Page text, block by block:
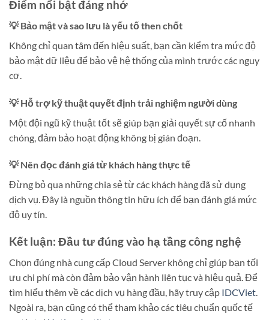
Điểm nổi bật đáng nhớ
💡 Bảo mật và sao lưu là yếu tố then chốt
Không chỉ quan tâm đến hiệu suất, bạn cần kiểm tra mức độ
bảo mật dữ liệu để bảo vệ hệ thống của mình trước các nguy
cơ.
💡 Hỗ trợ kỹ thuật quyết định trải nghiệm người dùng
Một đội ngũ kỹ thuật tốt sẽ giúp bạn giải quyết sự cố nhanh
chóng, đảm bảo hoạt động không bị gián đoạn.
💡 Nên đọc đánh giá từ khách hàng thực tế
Đừng bỏ qua những chia sẻ từ các khách hàng đã sử dụng
dịch vụ. Đây là nguồn thông tin hữu ích để bạn đánh giá mức
độ uy tín.
Kết luận: Đầu tư đúng vào hạ tầng công nghệ
Chọn đúng nhà cung cấp Cloud Server không chỉ giúp bạn tối
ưu chi phí mà còn đảm bảo vận hành liên tục và hiệu quả. Để
tìm hiểu thêm về các dịch vụ hàng đầu, hãy truy cập IDCViet.
Ngoài ra, bạn cũng có thể tham khảo các tiêu chuẩn quốc tế